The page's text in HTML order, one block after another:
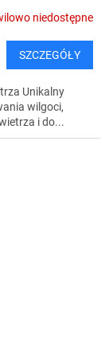
niedostępne
SZCZEGÓŁY
Unikalny
wilgoci,
i do...